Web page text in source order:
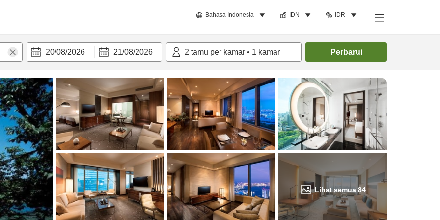
Bahasa Indonesia IDN IDR
20/08/2026 21/08/2026 2 tamu per kamar • 1 kamar Perbarui
Lihat semua 84
Cari kamar